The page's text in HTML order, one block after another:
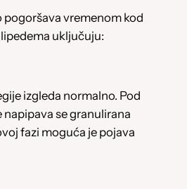
pogoršava vremenom kod
uključuju:
izgleda normalno. Pod
napipava se granulirana
fazi moguća je pojava